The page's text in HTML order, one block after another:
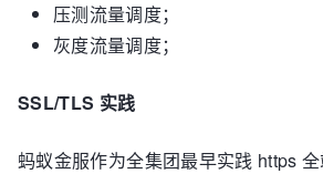
压测流量调度；
灰度流量调度；
SSL/TLS 实践
蚂蚁金服作为全集团最早实践 https